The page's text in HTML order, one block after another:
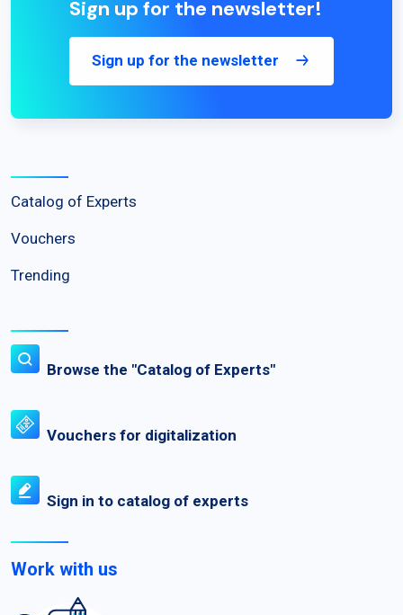
Sign up for the newsletter!
Sign up for the newsletter
Catalog of Experts
Vouchers
Trending
Browse the "Catalog of Experts"
Vouchers for digitalization
Sign in to catalog of experts
Work with us